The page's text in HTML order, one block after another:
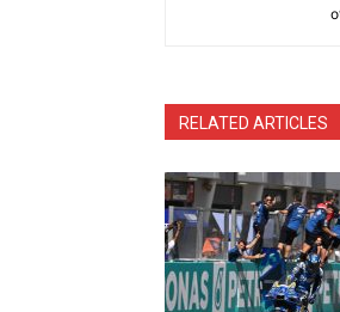
RELATED ARTICLES